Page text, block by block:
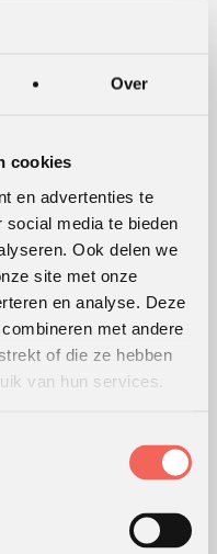
Over
cookies
en advertenties te
media te bieden
Ook delen we
site met onze
en analyse. Deze
met andere
of die ze hebben
van hun services.
klanten.